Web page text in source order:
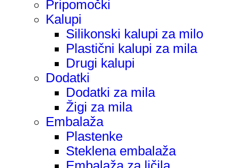
Pripomočki
Kalupi
Silikonski kalupi za milo
Plastični kalupi za mila
Drugi kalupi
Dodatki
Dodatki za mila
Žigi za mila
Embalaža
Plastenke
Steklena embalaža